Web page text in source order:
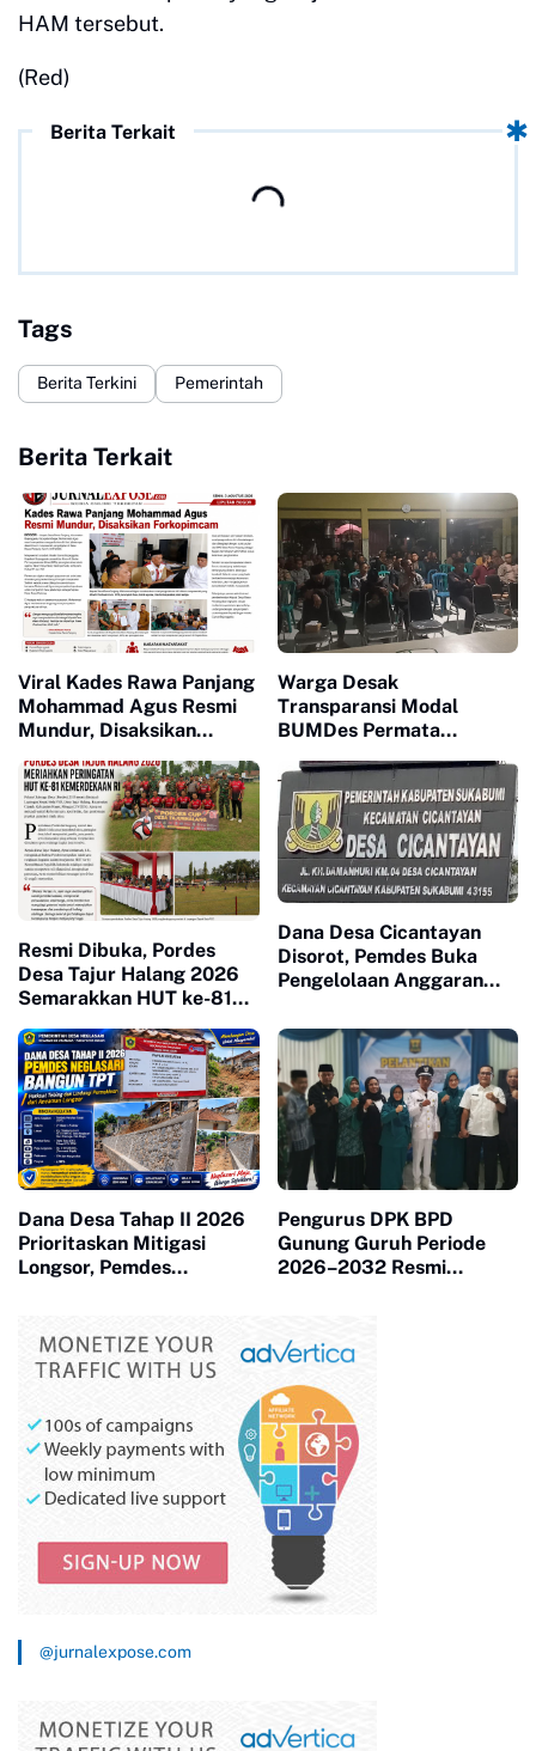
HAM tersebut.
(Red)
Berita Terkait
Tags
Berita Terkini Pemerintah
Berita Terkait
Viral Kades Rawa Panjang
Mohammad Agus Resmi
Mundur, Disaksikan
Warga Desak
Transparansi Modal
BUMDes Permata
Resmi Dibuka, Pordes
Desa Tajur Halang 2026
Semarakkan HUT ke-81
Dana Desa Cicantayan
Disorot, Pemdes Buka
Pengelolaan Anggaran
Dana Desa Tahap II 2026
Prioritaskan Mitigasi
Longsor, Pemdes
Warga
Pengurus DPK BPD
Gunung Guruh Periode
2026–2032 Resmi
@jurnalexpose.com